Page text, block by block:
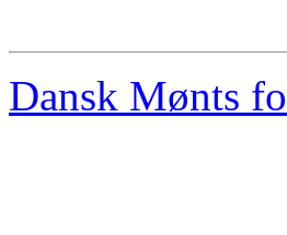
Dansk Mønts